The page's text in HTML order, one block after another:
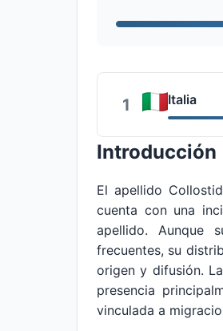
1 Italia
Introducción
El apellido
cuenta con una
apellido. Aunque
frecuentes, su
origen y difusión.
presencia
vinculada a